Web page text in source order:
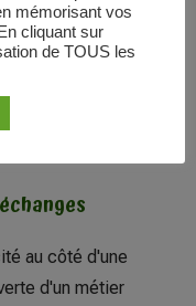
d'osier
au côté d'une
d'un métier
mémorisant vos
cliquant sur
de TOUS les